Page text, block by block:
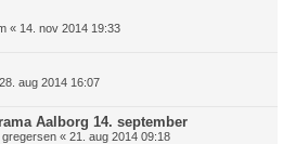
« 14. nov 2014 19:33
28. aug 2014 16:07
Aalborg 14. september
gregersen « 21. aug 2014 09:18